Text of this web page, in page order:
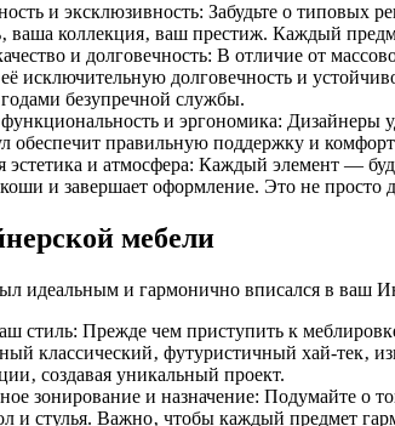
и эксклюзивность: Забудьте о типовых
ваша коллекция‚ ваш престиж. Каждый
и долговечность: В отличие от
исключительную долговечность и
безупречной службы.
и эргономика: Дизайнеры
обеспечит правильную поддержку и
эстетика и атмосфера: Каждый элемент —
и завершает оформление. Это не
мебели
идеальным и гармонично вписался в ваш
стиль: Прежде чем приступить к
классический‚ футуристичный хай-тек‚
создавая уникальный проект.
зонирование и назначение: Подумайте о
и стулья. Важно‚ чтобы каждый предмет